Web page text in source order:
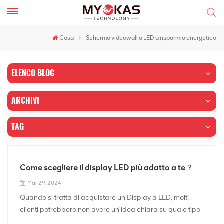
Casa Schermo videowall a LED a risparmio energetico
ELENCO BLOG
ARCHIVI
TAG
Come scegliere il display LED più adatto a te？
Mar 29, 2024
Quando si tratta di acquistare un Display a LED, molti
clienti potrebbero non avere un'idea chiara su quale tipo